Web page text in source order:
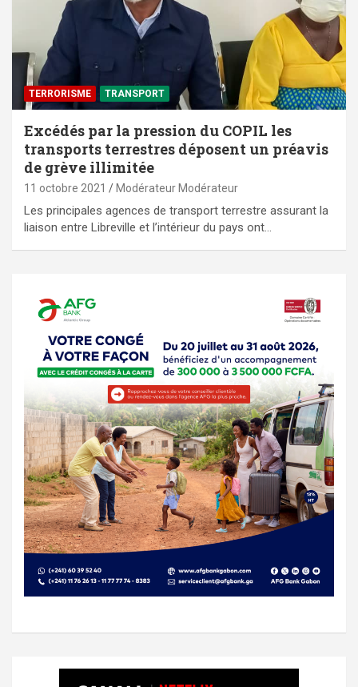
TERRORISME TRANSPORT
Excédés par la pression du COPIL les
transports terrestres déposent un préavis
de grève illimitée
11 octobre 2021 Modérateur Modérateur
Les principales agences de transport terrestre assurant la
liaison entre Libreville et l’intérieur du pays ont…